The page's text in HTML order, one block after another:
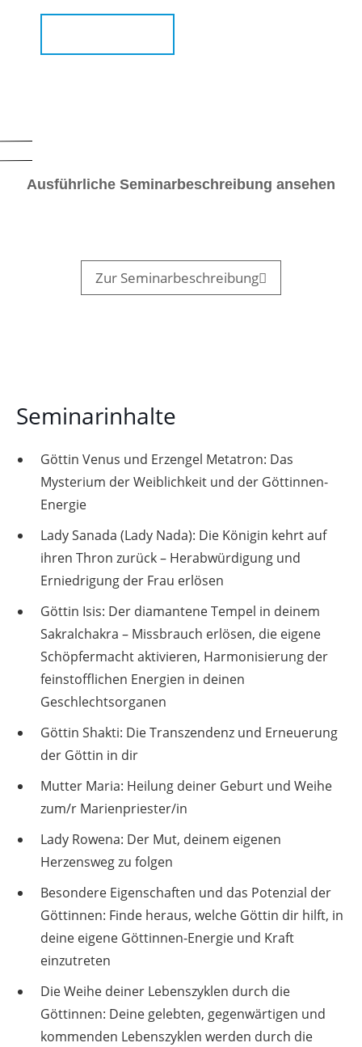
Ausführliche Seminarbeschreibung ansehen
Zur Seminarbeschreibung
Seminarinhalte
Göttin Venus und Erzengel Metatron: Das
Mysterium der Weiblichkeit und der Göttinnen-
Energie
Lady Sanada (Lady Nada): Die Königin kehrt auf
ihren Thron zurück – Herabwürdigung und
Erniedrigung der Frau erlösen
Göttin Isis: Der diamantene Tempel in deinem
Sakralchakra – Missbrauch erlösen, die eigene
Schöpfermacht aktivieren, Harmonisierung der
feinstofflichen Energien in deinen
Geschlechtsorganen
Göttin Shakti: Die Transzendenz und Erneuerung
der Göttin in dir
Mutter Maria: Heilung deiner Geburt und Weihe
zum/r Marienpriester/in
Lady Rowena: Der Mut, deinem eigenen
Herzensweg zu folgen
Besondere Eigenschaften und das Potenzial der
Göttinnen: Finde heraus, welche Göttin dir hilft, in
deine eigene Göttinnen-Energie und Kraft
einzutreten
Die Weihe deiner Lebenszyklen durch die
Göttinnen: Deine gelebten, gegenwärtigen und
kommenden Lebenszyklen werden durch die